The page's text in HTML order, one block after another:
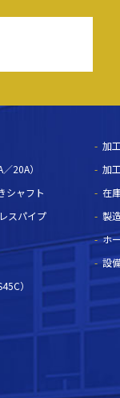
20A）
シャフト
スパイプ
）
加
加
在
製
ホ
設